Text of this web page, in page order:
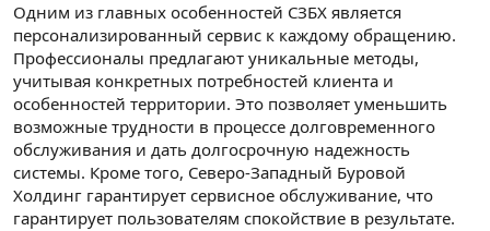
Одним из главных особенностей СЗБХ является
персонализированный сервис к каждому обращению.
Профессионалы предлагают уникальные методы,
учитывая конкретных потребностей клиента и
особенностей территории. Это позволяет уменьшить
возможные трудности в процессе долговременного
обслуживания и дать долгосрочную надежность
системы. Кроме того, Северо-Западный Буровой
Холдинг гарантирует сервисное обслуживание, что
гарантирует пользователям спокойствие в результате.